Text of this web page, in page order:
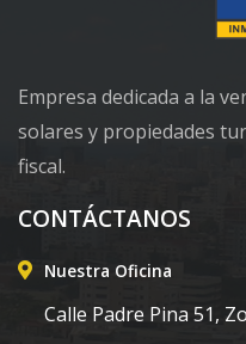
Empresa dedicada a la
solares y propiedades
fiscal.
CONTÁCTANOS
Nuestra Oficina
Calle Padre Pina 51,